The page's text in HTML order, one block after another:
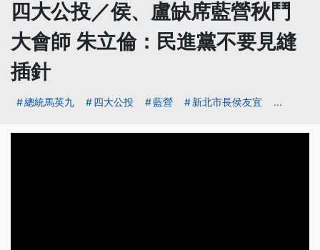
四大公投／侯、盧缺席藍營秋鬥
大會師 朱立倫：民進黨不要見縫
插針
總統馬英九 四大公投 藍營 新北市長侯友宜 ...